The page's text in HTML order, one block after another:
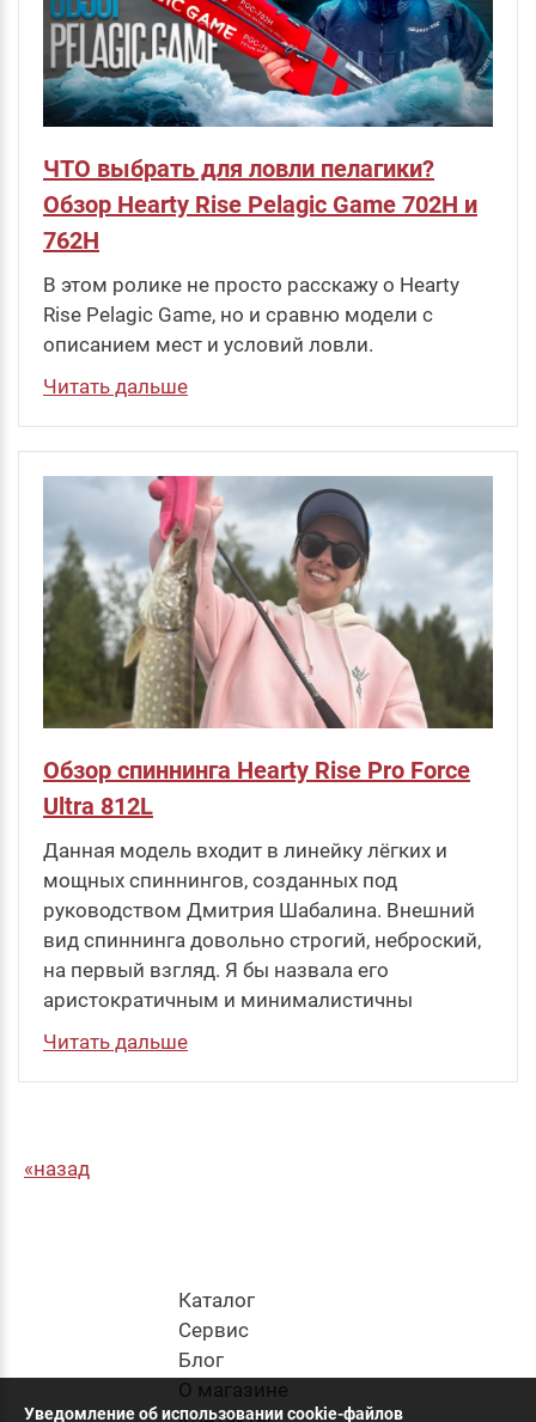
ЧТО выбрать для ловли пелагики?
Обзор Hearty Rise Pelagic Game 702H и
762H
В этом ролике не просто расскажу о Hearty
Rise Pelagic Game, но и сравню модели с
описанием мест и условий ловли.
Читать дальше
Обзор спиннинга Hearty Rise Pro Force
Ultra 812L
Данная модель входит в линейку лёгких и
мощных спиннингов, созданных под
руководством Дмитрия Шабалина. Внешний
вид спиннинга довольно строгий, неброский,
на первый взгляд. Я бы назвала его
аристократичным и минималистичны
Читать дальше
назад
Каталог
Cервис
Блог
О магазине
Уведомление об использовании cookie-файлов